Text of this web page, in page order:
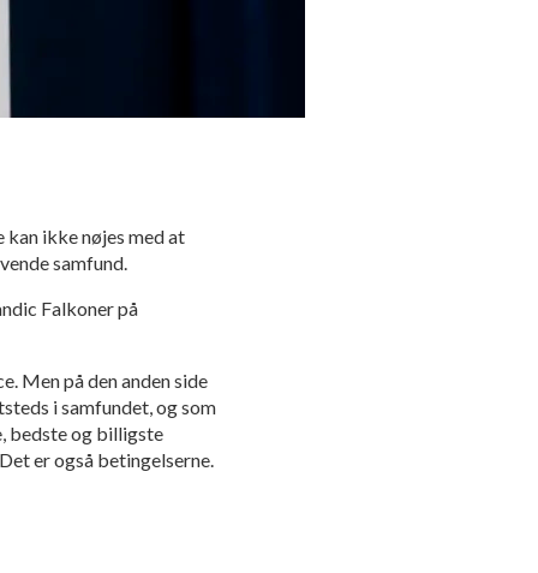
ikke nøjes med at
samfund.
Falkoner på
Men på den anden side
i samfundet, og som
bedste og billigste
er også betingelserne.